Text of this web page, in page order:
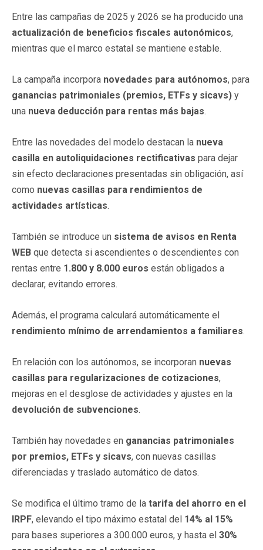
Entre las campañas de 2025 y 2026 se ha producido una
actualización de beneficios fiscales autonómicos,
mientras que el marco estatal se mantiene estable.
La campaña incorpora novedades para autónomos, para
ganancias patrimoniales (premios, ETFs y sicavs) y
una nueva deducción para rentas más bajas.
Entre las novedades del modelo destacan la nueva
casilla en autoliquidaciones rectificativas para dejar
sin efecto declaraciones presentadas sin obligación, así
como nuevas casillas para rendimientos de
actividades artísticas.
También se introduce un sistema de avisos en Renta
WEB que detecta si ascendientes o descendientes con
rentas entre 1.800 y 8.000 euros están obligados a
declarar, evitando errores.
Además, el programa calculará automáticamente el
rendimiento mínimo de arrendamientos a familiares.
En relación con los autónomos, se incorporan nuevas
casillas para regularizaciones de cotizaciones,
mejoras en el desglose de actividades y ajustes en la
devolución de subvenciones.
También hay novedades en ganancias patrimoniales
por premios, ETFs y sicavs, con nuevas casillas
diferenciadas y traslado automático de datos.
Se modifica el último tramo de la tarifa del ahorro en el
IRPF, elevando el tipo máximo estatal del 14% al 15%
para bases superiores a 300.000 euros, y hasta el 30%